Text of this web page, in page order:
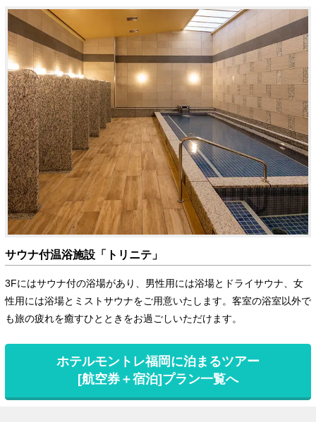
サウナ付温浴施設「トリニテ」
3Fにはサウナ付の浴場があり、男性用には浴場とドライサウナ、女
性用には浴場とミストサウナをご用意いたします。客室の浴室以外で
も旅の疲れを癒すひとときをお過ごしいただけます。
ホテルモントレ福岡に泊まるツアー
[航空券＋宿泊]プラン一覧へ